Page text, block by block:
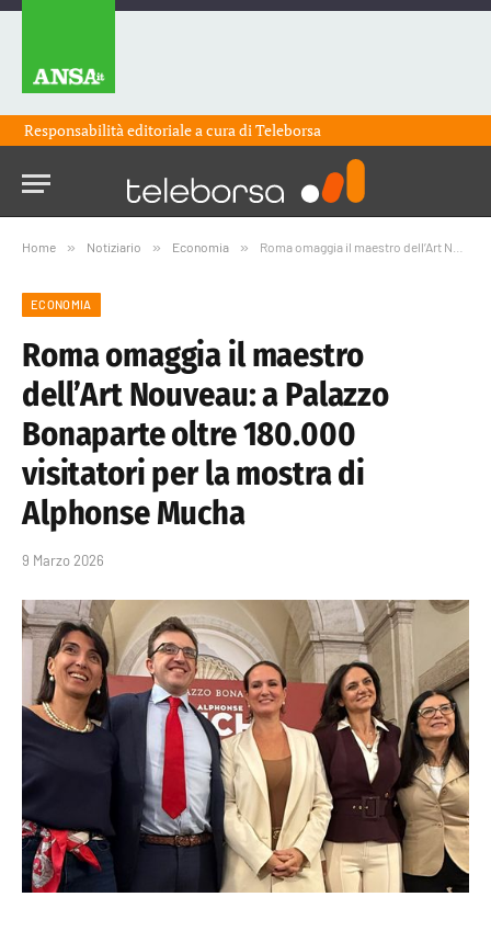
Responsabilità editoriale a cura diTeleborsa
Home » Notiziario » Economia » Roma omaggia il maestro dell’Art Nouveau: a Palazzo Bonaparte oltre 180.000 visitatori per la mostra di Alphonse Mucha
ECONOMIA
Roma omaggia il maestro
dell’Art Nouveau: a Palazzo
Bonaparte oltre 180.000
visitatori per la mostra di
Alphonse Mucha
9 Marzo 2026